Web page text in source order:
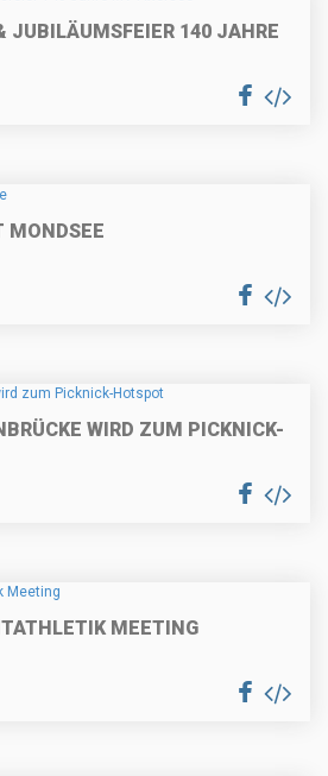
JUBILÄUMSFEIER 140 JAHRE
MONDSEE
WIRD ZUM PICKNICK-
MEETING